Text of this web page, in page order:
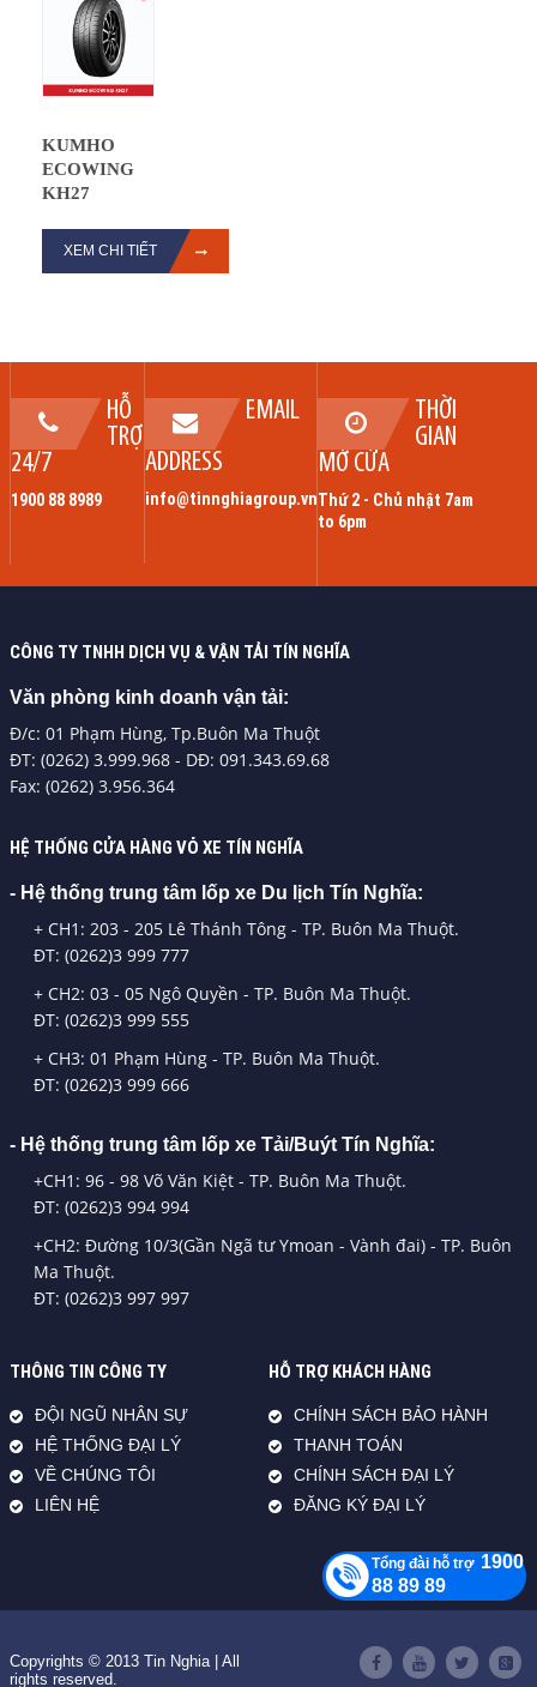
KUMHO
ECOWING
KH27
XEM CHI TIẾT
HỖ
TRỢ
24/7
1900 88 8989
EMAIL
ADDRESS
info@tinnghiagroup.vn
THỜI
GIAN
MỞ CỬA
Thứ 2 - Chủ nhật 7am
to 6pm
CÔNG TY TNHH DỊCH VỤ & VẬN TẢI TÍN NGHĨA
Văn phòng kinh doanh vận tải:
Đ/c: 01 Phạm Hùng, Tp.Buôn Ma Thuột
ĐT: (0262) 3.999.968 - DĐ: 091.343.69.68
Fax: (0262) 3.956.364
HỆ THỐNG CỬA HÀNG VỎ XE TÍN NGHĨA
- Hệ thống trung tâm lốp xe Du lịch Tín Nghĩa:
+ CH1: 203 - 205 Lê Thánh Tông - TP. Buôn Ma Thuột.
ĐT: (0262)3 999 777
+ CH2: 03 - 05 Ngô Quyền - TP. Buôn Ma Thuột.
ĐT: (0262)3 999 555
+ CH3: 01 Phạm Hùng - TP. Buôn Ma Thuột.
ĐT: (0262)3 999 666
- Hệ thống trung tâm lốp xe Tải/Buýt Tín Nghĩa:
+CH1: 96 - 98 Võ Văn Kiệt - TP. Buôn Ma Thuột.
ĐT: (0262)3 994 994
+CH2: Đường 10/3(Gần Ngã tư Ymoan - Vành đai) - TP. Buôn
Ma Thuột.
ĐT: (0262)3 997 997
THÔNG TIN CÔNG TY
ĐỘI NGŨ NHÂN SỰ
HỆ THỐNG ĐẠI LÝ
VỀ CHÚNG TÔI
LIÊN HỆ
HỖ TRỢ KHÁCH HÀNG
CHÍNH SÁCH BẢO HÀNH
THANH TOÁN
CHÍNH SÁCH ĐẠI LÝ
ĐĂNG KÝ ĐẠI LÝ
Copyrights © 2013 Tin Nghia | All
rights reserved.
Tổng đài hỗ trợ 1900
88 89 89